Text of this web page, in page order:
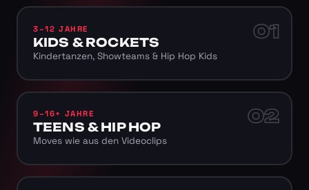
01
3–12 JAHRE
KIDS & ROCKETS
Kindertanzen, Showteams & Hip Hop Kids
02
9–16+ JAHRE
TEENS & HIP HOP
Moves wie aus den Videoclips